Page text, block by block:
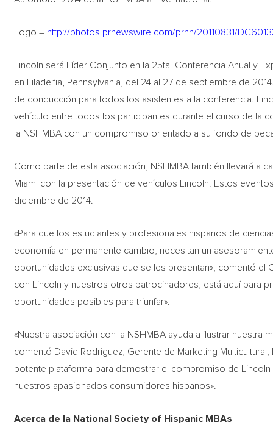
Logo – http://photos.prnewswire.com/prnh/20110831/
Lincoln será Líder Conjunto en la 25ta. Conferencia Anual y
en Filadelfia, Pennsylvania, del 24 al 27 de septiembre de
de conducción para todos los asistentes a la conferencia.
vehículo entre todos los participantes durante el curso de la
la NSHMBA con un compromiso orientado a su fondo de
Como parte de esta asociación, NSHMBA también llevará a
Miami con la presentación de vehículos Lincoln. Estos
diciembre de 2014.
«Para que los estudiantes y profesionales hispanos de
economía en permanente cambio, necesitan un
oportunidades exclusivas que se les presentan», comentó el
con Lincoln y nuestros otros patrocinadores, está aquí para
oportunidades posibles para triunfar».
«Nuestra asociación con la NSHMBA ayuda a ilustrar nuestra
comentó David Rodriguez, Gerente de Marketing
potente plataforma para demostrar el compromiso de
nuestros apasionados consumidores hispanos».
Acerca de la National Society of Hispanic MBAs